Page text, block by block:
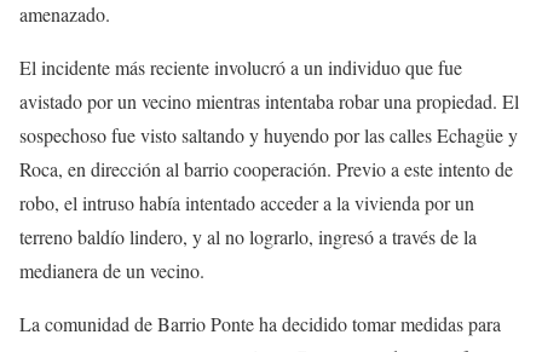
amenazado.
El incidente más reciente involucró a un individuo que fue
avistado por un vecino mientras intentaba robar una propiedad. El
sospechoso fue visto saltando y huyendo por las calles Echagüe y
Roca, en dirección al barrio cooperación. Previo a este intento de
robo, el intruso había intentado acceder a la vivienda por un
terreno baldío lindero, y al no lograrlo, ingresó a través de la
medianera de un vecino.
La comunidad de Barrio Ponte ha decidido tomar medidas para